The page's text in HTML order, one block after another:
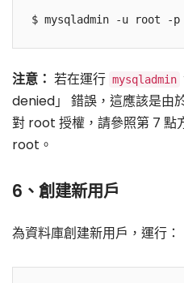
注意： 若在運行 mysqladmin
denied」 錯誤，這應該是由
對 root 授權，請參照第 7 點
root。
6、創建新用戶
為資料庫創建新用戶，運行：